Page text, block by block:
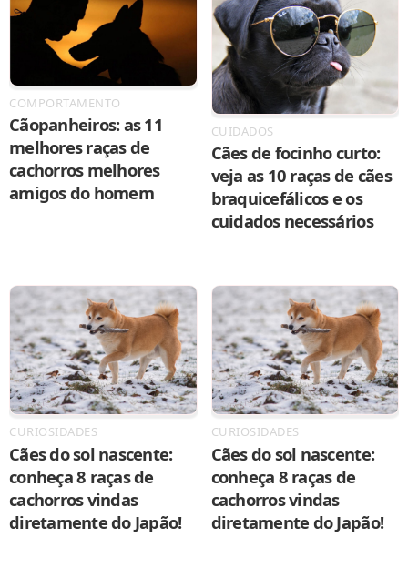
COMPORTAMENTO
Cãopanheiros: as 11
melhores raças de
cachorros melhores
amigos do homem
CUIDADOS
Cães de focinho curto:
veja as 10 raças de cães
braquicefálicos e os
cuidados necessários
CURIOSIDADES
Cães do sol nascente:
conheça 8 raças de
cachorros vindas
diretamente do Japão!
CURIOSIDADES
Cães do sol nascente:
conheça 8 raças de
cachorros vindas
diretamente do Japão!